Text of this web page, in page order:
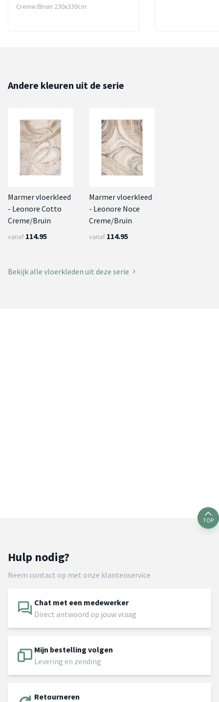
Creme/Bruin 230x330cm
Andere kleuren uit de serie
Marmer vloerkleed
- Leonore Cotto
Creme/Bruin
vanaf 114.95
Marmer vloerkleed
- Leonore Noce
Creme/Bruin
vanaf 114.95
Bekijk alle vloerkleden uit deze serie
TOP
Hulp nodig?
Neem contact op met onze klantenservice
Chat met een medewerker
Direct antwoord op jouw vraag
Mijn bestelling volgen
Levering en zending
Retourneren